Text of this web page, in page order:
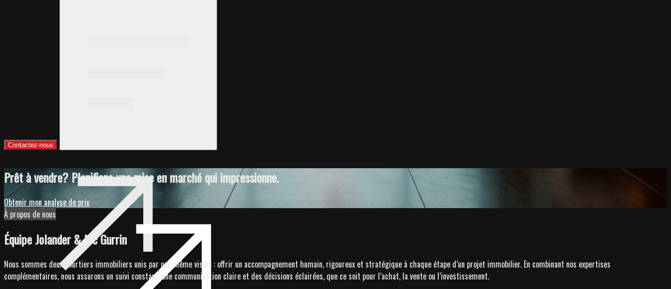
Contactez-nous
Prêt à vendre? Planifions une mise en marché qui impressionne.
Obtenir mon analyse de prix
À propos de nous
Équipe Jolander & Mc Gurrin
Nous sommes deux courtiers immobiliers unis par une même vision : offrir un accompagnement humain, rigoureux et stratégique à chaque étape d’un projet immobilier. En combinant nos expertises
complémentaires, nous assurons un suivi constant, une communication claire et des décisions éclairées, que ce soit pour l’achat, la vente ou l’investissement.